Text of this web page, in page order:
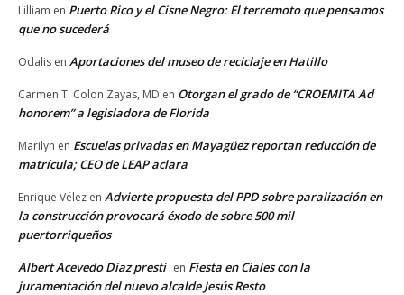
Lilliam en Puerto Rico y el Cisne Negro: El terremoto que pensamos
que no sucederá
Odalis en Aportaciones del museo de reciclaje en Hatillo
Carmen T. Colon Zayas, MD en Otorgan el grado de “CROEMITA Ad
honorem” a legisladora de Florida
Marilyn en Escuelas privadas en Mayagüez reportan reducción de
matrícula; CEO de LEAP aclara
Enrique Vélez en Advierte propuesta del PPD sobre paralización en
la construcción provocará éxodo de sobre 500 mil
puertorriqueños
Albert Acevedo Díaz presti en Fiesta en Ciales con la
juramentación del nuevo alcalde Jesús Resto